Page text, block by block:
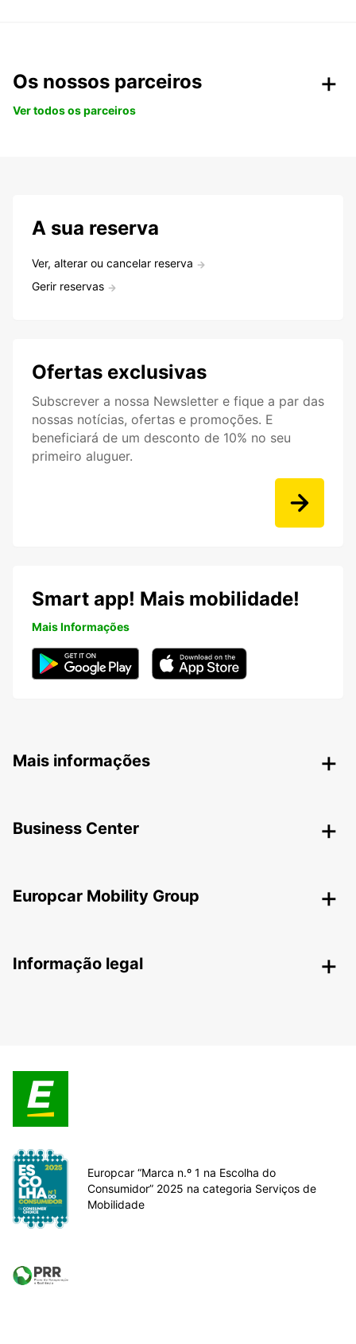
Os nossos parceiros
Ver todos os parceiros
A sua reserva
Ver, alterar ou cancelar reserva
Gerir reservas
Ofertas exclusivas
Subscrever a nossa Newsletter e fique a par das
nossas notícias, ofertas e promoções. E
beneficiará de um desconto de 10% no seu
primeiro aluguer.
Smart app! Mais mobilidade!
Mais Informações
Mais informações
Business Center
Europcar Mobility Group
Informação legal
Europcar “Marca n.º 1 na Escolha do
Consumidor” 2025 na categoria Serviços de
Mobilidade